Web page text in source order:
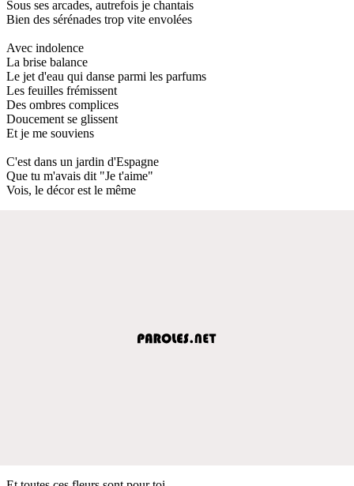
Sous ses arcades, autrefois je chantais
Bien des sérénades trop vite envolées
Avec indolence
La brise balance
Le jet d'eau qui danse parmi les parfums
Les feuilles frémissent
Des ombres complices
Doucement se glissent
Et je me souviens
C'est dans un jardin d'Espagne
Que tu m'avais dit "Je t'aime"
Vois, le décor est le même